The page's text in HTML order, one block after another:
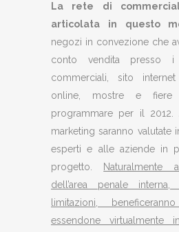
La rete di
articolata in questo
negozi in convezione che
conto vendita presso i
commerciali, sito
online, mostre e
programmare per il 2012.
marketing saranno valutate
esperti e alle aziende in
progetto.
Naturalmente
dell’area penale
limitazioni,
essendone virtualmente